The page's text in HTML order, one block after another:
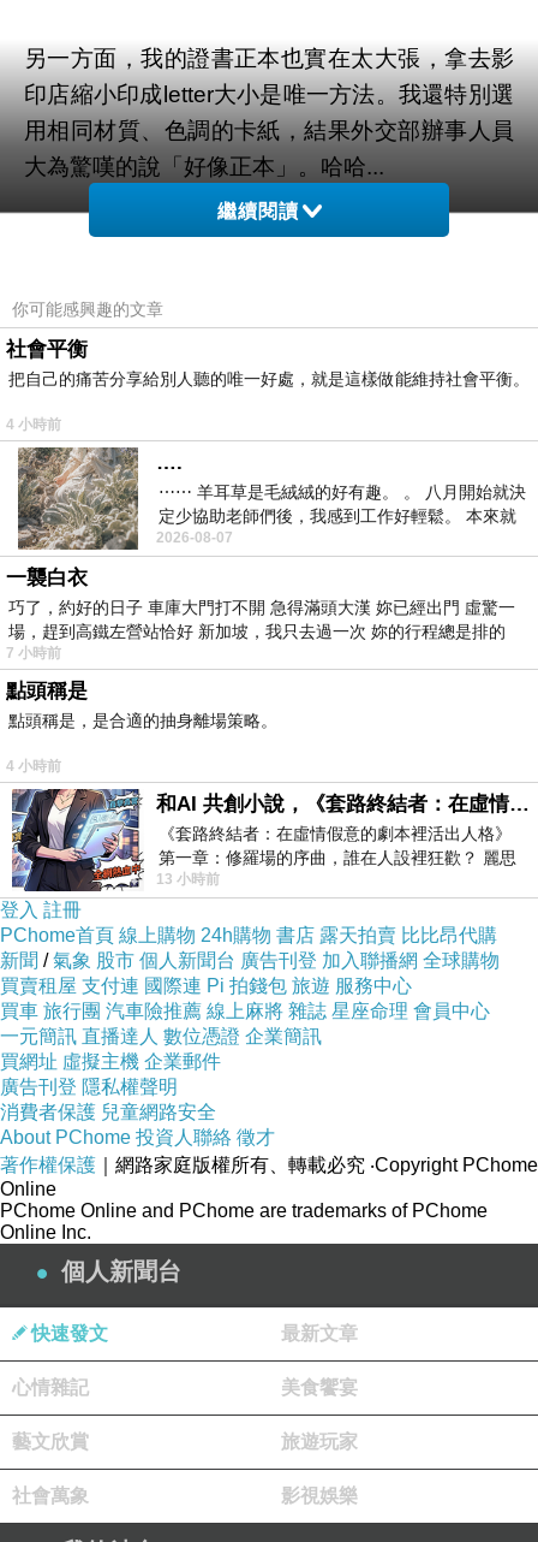
另一方面，我的證書正本也實在太大張，拿去影
印店縮小印成letter大小是唯一方法。我還特別選
用相同材質、色調的卡紙，結果外交部辦事人員
大為驚嘆的說「好像正本」。哈哈...
三天後領回影本，把蓋好章的證書影本與成績
我一樣選擇寄平信）、手續費與回郵郵資（不能
寄現金）、所有文件的存檔用影本，一起帶到郵
局用「國際快捷」寄出去。這應該是掛號信當中
最快速的方式，目前的郵資是390台幣（漲價
了）。寄達時間跟我以往的經驗相同，都是五天
（含假日），所以我可以精確的計算何時該向學
校提出成績單申請，讓學校寄一份正本過去芝加
哥辦事處做證明（各校認證方式不同，有的可能
還要再付手續費或填表格）。
「錢」的部分要特別留意，因為只能用匯票或支
票付款，據說在台灣開一張美金匯票手續費就要
戶還是有用的！回郵的郵資計算也要注意，因為
美國郵局寄跨國掛號信一律超過30美金！要我花
一千塊台幣寄文件回來實在很ooxx（...之前被迫
用美國快遞寄文件回來就花掉我一千多，問題是
我根本不急啊！）所以我毅然選擇了「平信」--
美金6元！平信的價錢也會依照重量而不同，因
為我用的回郵信封是硬紙板的文件專用信封比較
重，若是普通信封大約只要三元，這個最好先跟
辦事處問清楚，免得到時候「郵資不足」就尷尬
了（我猜他們也是第一次遇到要求寄平信的人
吧，哈）。選擇掛號寄回的人應該就不用附回郵
信封了，因為郵局會提供大信封，就像台灣的國
際快捷一樣。
平信從美國回來的時間約十天，出乎意料的快
速，文件也都完好如初。有點度爛的是，認證完
的證書和成績單都被「一張A4紙蓋在上面釘
住」！為什麼啊？？？你就不能釘在背後嗎？而
且以前不都是貼貼紙嗎？這樣真的好醜又好不方
便啊！認證的紙張（A4）比證書本身（letter）還
大張！
繼續閱讀
你可能感興趣的文章
社會平衡
把自己的痛苦分享給別人聽的唯一好處，就是這樣做能維持社會平衡。
4 小時前
….
⋯⋯ 羊耳草是毛絨絨的好有趣。 。 八月開始就決
定少協助老師們後，我感到工作好輕鬆。 本來就
不是我的工作啊。 真
2026-08-07
一襲白衣
巧了，約好的日子 車庫大門打不開 急得滿頭大漢 妳已經出門 虛驚一
場，趕到高鐵左營站恰好 新加坡，我只去過一次 妳的行程總是排的
7 小時前
點頭稱是
點頭稱是，是合適的抽身離場策略。
4 小時前
和AI 共創小說，《套路終結者：在虛情假意的劇本裡活出人格》
《套路終結者：在虛情假意的劇本裡活出人格》
第一章：修羅場的序曲，誰在人設裡狂歡？ 麗思
卡爾頓酒店的總統套房內，燈光昏
13 小時前
登入 註冊
PChome首頁 線上購物 24h購物 書店 露天拍賣 比比昂代購
新聞 /氣象 股市 個人新聞台 廣告刊登 加入聯播網 全球購物
買賣租屋 支付連 國際連 Pi 拍錢包 旅遊 服務中心
買車 旅行團 汽車險推薦 線上麻將 雜誌 星座命理 會員中心
一元簡訊 直播達人 數位憑證 企業簡訊
買網址 虛擬主機 企業郵件
廣告刊登 隱私權聲明
消費者保護 兒童網路安全
About PChome 投資人聯絡 徵才
著作權保護 ｜網路家庭版權所有、轉載必究 ‧Copyright PChome
Online
PChome Online and PChome are trademarks of PChome
Online Inc.
個人新聞台
快速發文 最新文章
心情雜記 美食饗宴
藝文欣賞 旅遊玩家
社會萬象 影視娛樂